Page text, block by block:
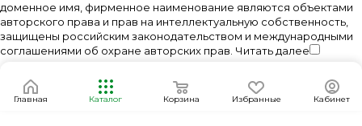
доменное имя, фирменное наименование являются объектами
авторского права и прав на интеллектуальную собственность,
защищены российским законодательством и международными
соглашениями об охране авторских прав. Читать далее
Главная Каталог Корзина Избранные Кабинет